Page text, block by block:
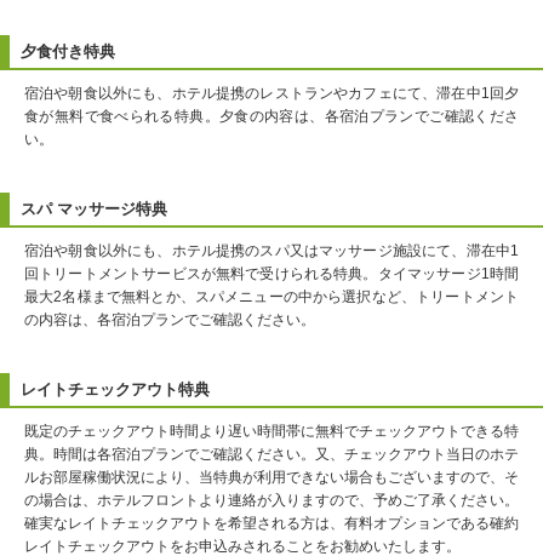
夕食付き特典
宿泊や朝食以外にも、ホテル提携のレストランやカフェにて、滞在中1回夕
食が無料で食べられる特典。夕食の内容は、各宿泊プランでご確認くださ
い。
スパ マッサージ特典
宿泊や朝食以外にも、ホテル提携のスパ又はマッサージ施設にて、滞在中1
回トリートメントサービスが無料で受けられる特典。タイマッサージ1時間
最大2名様まで無料とか、スパメニューの中から選択など、トリートメント
の内容は、各宿泊プランでご確認ください。
レイトチェックアウト特典
既定のチェックアウト時間より遅い時間帯に無料でチェックアウトできる特
典。時間は各宿泊プランでご確認ください。又、チェックアウト当日のホテ
ルお部屋稼働状況により、当特典が利用できない場合もございますので、そ
の場合は、ホテルフロントより連絡が入りますので、予めご了承ください。
確実なレイトチェックアウトを希望される方は、有料オプションである確約
レイトチェックアウトをお申込みされることをお勧めいたします。